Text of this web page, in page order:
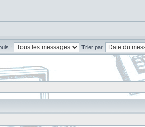
: Trier par